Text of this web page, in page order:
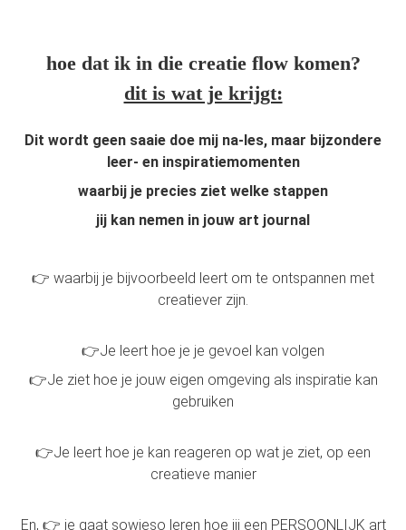
hoe dat ik in die creatie flow komen?
dit is wat je krijgt:
Dit wordt geen saaie doe mij na-les, maar bijzondere
leer- en inspiratiemomenten
waarbij je precies ziet welke stappen
jij kan nemen in jouw art journal
👉 waarbij je bijvoorbeeld leert om te ontspannen met
creatiever zijn.
👉Je leert hoe je je gevoel kan volgen
👉Je ziet hoe je jouw eigen omgeving als inspiratie kan
gebruiken
👉Je leert hoe je kan reageren op wat je ziet, op een
creatieve manier
En, 👉 je gaat sowieso leren hoe jij een PERSOONLIJK art